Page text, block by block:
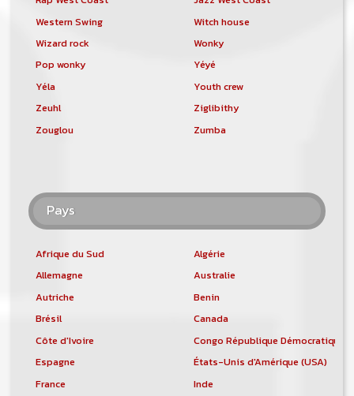
Western Swing
Witch house
Wizard rock
Wonky
Pop wonky
Yéyé
Yéla
Youth crew
Zeuhl
Ziglibithy
Zouglou
Zumba
Pays
Afrique du Sud
Algérie
Allemagne
Australie
Autriche
Benin
Brésil
Canada
Côte d'Ivoire
Congo République Démocratique
Espagne
États-Unis d'Amérique (USA)
France
Inde